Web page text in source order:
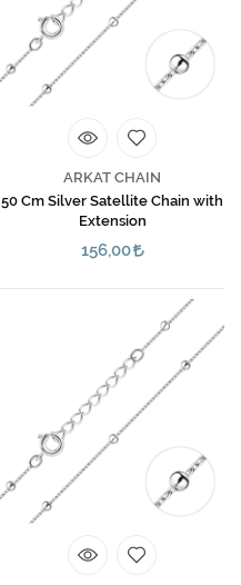
ARKAT CHAIN
50 Cm Silver Satellite Chain with
Extension
156,00